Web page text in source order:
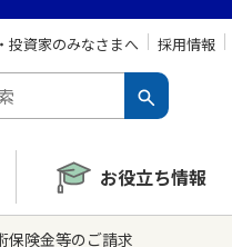
投資家のみなさまへ 採用情報
お役立ち情報
保険金等のご請求